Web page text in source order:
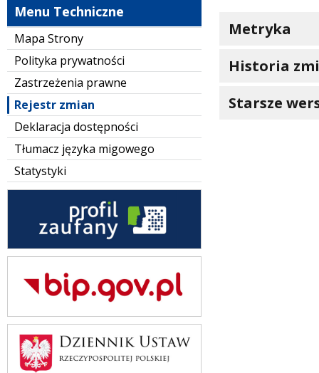
Menu Techniczne
Mapa Strony
Polityka prywatności
Zastrzeżenia prawne
Rejestr zmian
Deklaracja dostępności
Tłumacz języka migowego
Statystyki
Metryka
Historia
Starsze